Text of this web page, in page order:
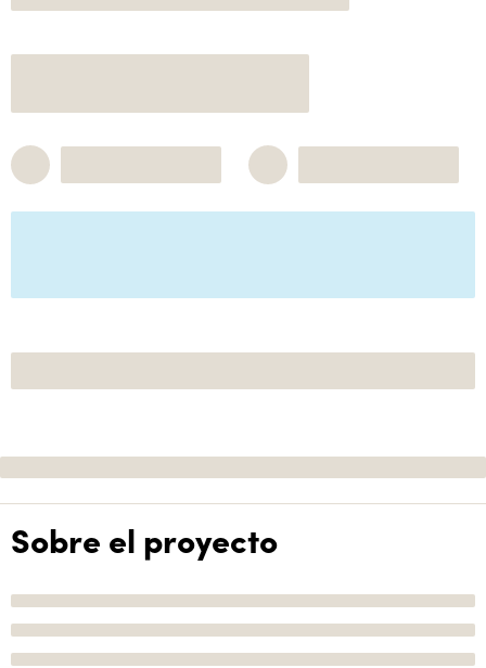
Sobre el proyecto